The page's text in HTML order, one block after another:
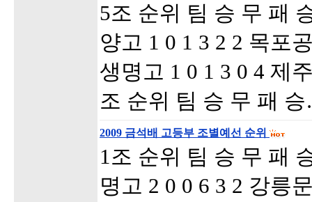
5조 순위 팀 승 무 패
양고 1 0 1 3 2 2 목포
생명고 1 0 1 3 0 4 제
조 순위 팀 승 무 패
2009 금석배 고등부 조별예선 순위
1조 순위 팀 승 무 패
명고 2 0 0 6 3 2 강릉